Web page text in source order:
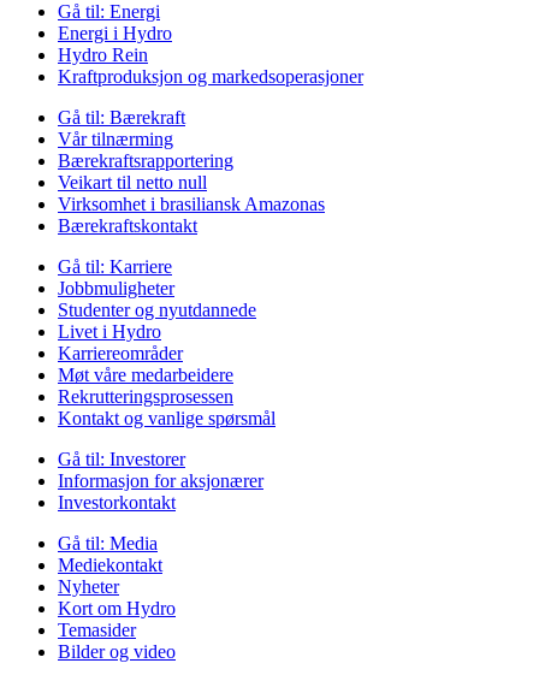
Gå til: Energi
Energi i Hydro
Hydro Rein
Kraftproduksjon og markedsoperasjoner
Gå til: Bærekraft
Vår tilnærming
Bærekraftsrapportering
Veikart til netto null
Virksomhet i brasiliansk Amazonas
Bærekraftskontakt
Gå til: Karriere
Jobbmuligheter
Studenter og nyutdannede
Livet i Hydro
Karriereområder
Møt våre medarbeidere
Rekrutteringsprosessen
Kontakt og vanlige spørsmål
Gå til: Investorer
Informasjon for aksjonærer
Investorkontakt
Gå til: Media
Mediekontakt
Nyheter
Kort om Hydro
Temasider
Bilder og video